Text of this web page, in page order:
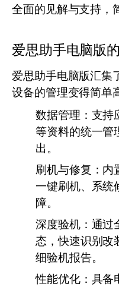
全面的见解与支持，
爱思助手电脑版
爱思助手电脑版汇集
设备的管理变得简单
数据管理： 支持
等资料的统一管
出。
刷机与修复： 内
一键刷机、系统
障。
深度验机： 通过
态，快速识别改
细验机报告。
性能优化： 具备